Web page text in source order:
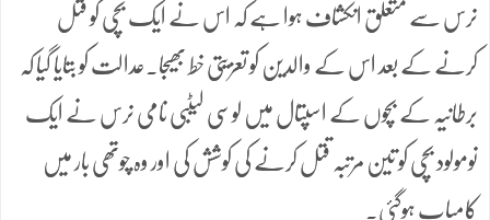
نرس سے متعلق انکشاف ہوا ہے کہ اس نے ایک بچی کو قتل
کرنے کے بعد اس کے والدین کو تعزیتی خط بھیجا۔عدالت کو بتایا گیا کہ
برطانیہ کے بچوں کے اسپتال میں لوسی لیٹبی نامی نرس نے ایک
نومولود بچی کو تین مرتبہ قتل کرنے کی کوشش کی اور وہ چوتھی بار میں
کامیاب ہوگئی۔